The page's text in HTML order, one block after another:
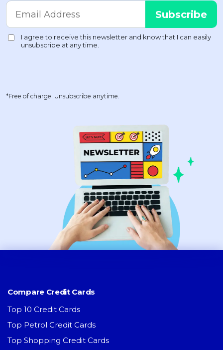
*Free of charge. Unsubscribe anytime.
Compare Credit Cards
Top 10 Credit Cards
Top Petrol Credit Cards
Top Shopping Credit Cards